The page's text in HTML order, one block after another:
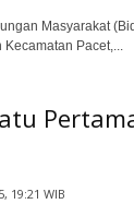
Masyarakat
Pacet,...
19:21 WIB